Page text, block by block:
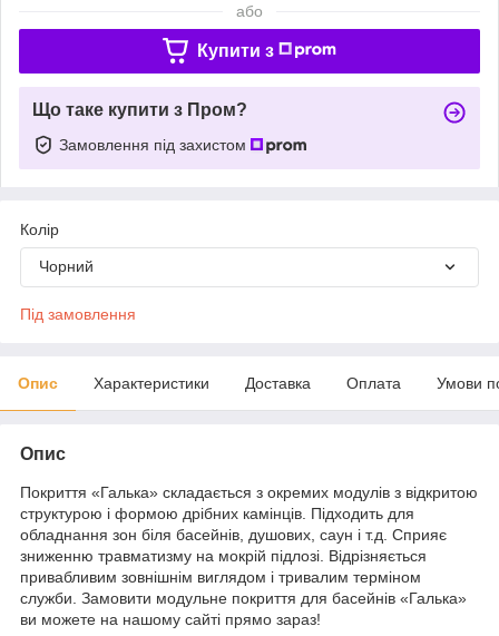
або
Купити з
Що таке купити з Пром?
Замовлення під захистом
Колір
Чорний
Під замовлення
Опис Характеристики Доставка Оплата Умови
Опис
Покриття «Галька» складається з окремих модулів з відкритою
структурою і формою дрібних камінців. Підходить для
обладнання зон біля басейнів, душових, саун і т.д. Сприяє
зниженню травматизму на мокрій підлозі. Відрізняється
привабливим зовнішнім виглядом і тривалим терміном
служби. Замовити модульне покриття для басейнів «Галька»
ви можете на нашому сайті прямо зараз!